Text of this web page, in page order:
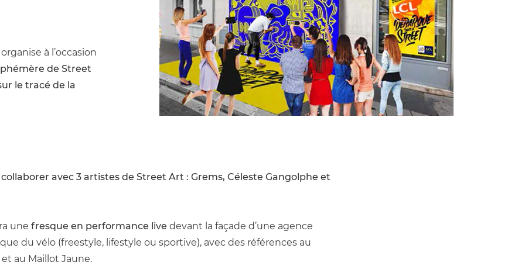
organise à l’occasion
de Street
le tracé de la
collaborer avec 3 artistes de Street Art : Grems, Céleste Gangolphe et
une fresque en performance live devant la façade d’une agence
et au Maillot Jaune.